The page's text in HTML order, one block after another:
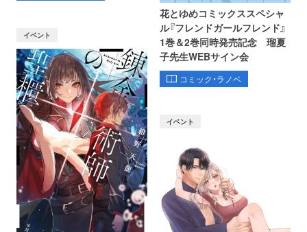
花とゆめコミックススペシャ
ル『フレンドガールフレンド』
1巻＆2巻同時発売記念 瑠夏
子先生WEBサイン会
コミック・ラノベ
イベント
イベント